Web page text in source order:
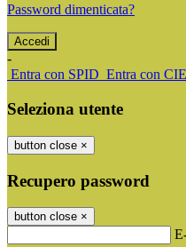
Password dimenticata?
-
Entra con SPID Entra con CIE
Seleziona utente
button close ×
Recupero password
button close ×